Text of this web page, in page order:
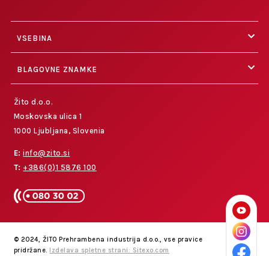
VSEBINA
BLAGOVNE ZNAMKE
Žito d.o.o.
Moskovska ulica 1
1000 Ljubljana, Slovenia
E: info@zito.si
T: +386(0)1 5876 100
© 2024, ŽITO Prehrambena industrija d.o.o., vse pravice
pridržane. Izdelava spletne strani: Sitexo.com